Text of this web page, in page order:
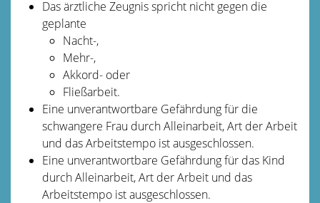
Das ärztliche Zeugnis spricht nicht gegen die
geplante
Nacht-,
Mehr-,
Akkord- oder
Fließarbeit.
Eine unverantwortbare Gefährdung für die
schwangere Frau durch Alleinarbeit, Art der Arbeit
und das Arbeitstempo ist ausgeschlossen.
Eine unverantwortbare Gefährdung für das Kind
durch Alleinarbeit, Art der Arbeit und das
Arbeitstempo ist ausgeschlossen.